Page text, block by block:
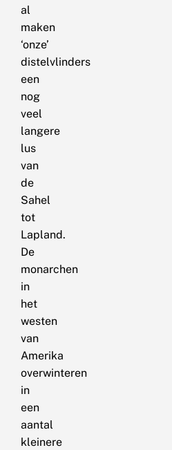
al
maken
‘onze’
distelvlinders
een
nog
veel
langere
lus
van
de
Sahel
tot
Lapland.
De
monarchen
in
het
westen
van
Amerika
overwinteren
in
een
aantal
kleinere